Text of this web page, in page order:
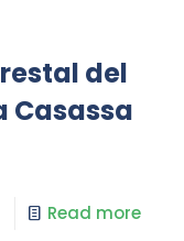
del
Casassa
Read more